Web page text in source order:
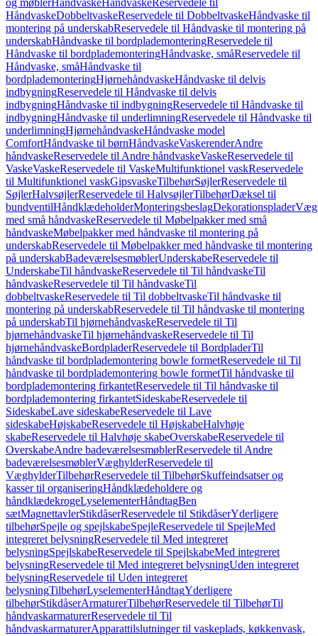
og møblerHåndvaskeHåndvaskeReservedele til
HåndvaskeDobbeltvaskeReservedele til DobbeltvaskeHåndvaske til
montering på underskabReservedele til Håndvaske til montering på
underskabHåndvaske til bordplademonteringReservedele til
Håndvaske til bordplademonteringHåndvaske, småReservedele til
Håndvaske, småHåndvaske til
bordplademonteringHjørnehåndvaskeHåndvaske til delvis
indbygningReservedele til Håndvaske til delvis
indbygningHåndvaske til indbygningReservedele til Håndvaske til
indbygningHåndvaske til underlimningReservedele til Håndvaske til
underlimningHjørnehåndvaskeHåndvaske model
ComfortHåndvaske til børnHåndvaskeVaskerenderAndre
håndvaskeReservedele til Andre håndvaskeVaskeReservedele til
VaskeVaskeReservedele til VaskeMultifunktionel vaskReservedele
til Multifunktionel vaskGipsvaskeTilbehørSøjlerReservedele til
SøjlerHalvsøjlerReservedele til HalvsøjlerTilbehørDæksel til
bundventilHåndklædeholderMonteringsbeslagDekorationsplader
med små håndvaskeReservedele til Møbelpakker med små
håndvaskeMøbelpakker med håndvaske til montering på
underskabReservedele til Møbelpakker med håndvaske til montering
på underskabBadeværelsesmøblerUnderskabeReservedele til
UnderskabeTil håndvaskeReservedele til Til håndvaskeTil
håndvaskeReservedele til Til håndvaskeTil
dobbeltvaskeReservedele til Til dobbeltvaskeTil håndvaske til
montering på underskabReservedele til Til håndvaske til montering
på underskabTil hjørnehåndvaskeReservedele til Til
hjørnehåndvaskeTil hjørnehåndvaskeReservedele til Til
hjørnehåndvaskeBordpladerReservedele til BordpladerTil
håndvaske til bordplademontering bowle formetReservedele til Til
håndvaske til bordplademontering bowle formetTil håndvaske til
bordplademontering firkantetReservedele til Til håndvaske til
bordplademontering firkantetSideskabeReservedele til
SideskabeLave sideskabeReservedele til Lave
sideskabeHøjskabeReservedele til HøjskabeHalvhøje
skabeReservedele til Halvhøje skabeOverskabeReservedele til
OverskabeAndre badeværelsesmøblerReservedele til Andre
badeværelsesmøblerVæghylderReservedele til
VæghylderTilbehørReservedele til TilbehørSkuffeindsatser og
kasser til organiseringHåndklædeholdere og
håndklædekrogeLyselementerHåndtagBen
sætMagnettavlerStikdåserReservedele til StikdåserYderligere
tilbehørSpejle og spejlskabeSpejleReservedele til SpejleMed
integreret belysningReservedele til Med integreret
belysningSpejlskabeReservedele til SpejlskabeMed integreret
belysningReservedele til Med integreret belysningUden integreret
belysningReservedele til Uden integreret
belysningTilbehørLyselementerHåndtagYderligere
tilbehørStikdåserArmaturerTilbehørReservedele til TilbehørTil
håndvaskarmaturerReservedele til Til
håndvaskarmaturerApparattilslutninger til vaskeplads, køkkenvask,